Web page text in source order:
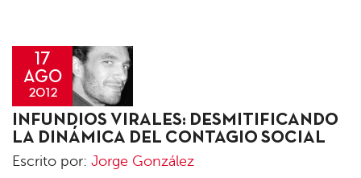
17
AGO
2012
Jorge
González
INFUNDIOS VIRALES: DESMITIFICANDO
LA DINÁMICA DEL CONTAGIO SOCIAL
Escrito por: Jorge González